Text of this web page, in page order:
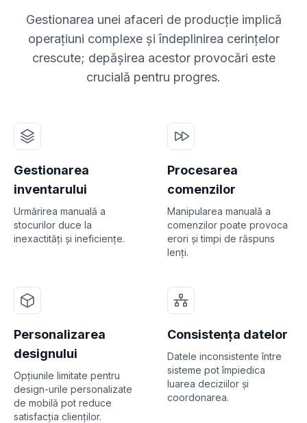
Gestionarea unei afaceri de producție implică
operațiuni complexe și îndeplinirea cerințelor
crescute; depășirea acestor provocări este
crucială pentru progres.
Gestionarea
inventarului
Urmărirea manuală a
stocurilor duce la
inexactități și ineficiențe.
Procesarea
comenzilor
Manipularea manuală a
comenzilor poate provoca
erori și timpi de răspuns
lenți.
Personalizarea
designului
Opțiunile limitate pentru
design-urile personalizate
de mobilă pot reduce
satisfacția clienților.
Consistența datelor
Datele inconsistente între
sisteme pot împiedica
luarea deciziilor și
coordonarea.